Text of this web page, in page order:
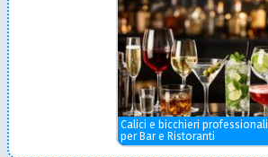
Calici e bicchieri professionali
per Bar e Ristoranti